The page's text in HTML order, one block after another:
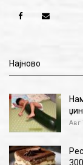
Најново
Авг